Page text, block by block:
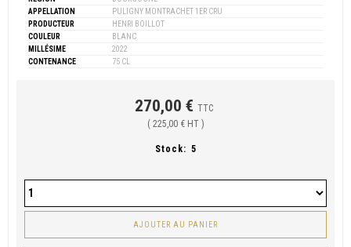
APPELLATION
PULIGNY MONTRACHET 1ER CRU
PRODUCTEUR
HENRI BOILLOT
COULEUR
BLANC
MILLÉSIME
2022
CONTENANCE
75 CL
270,00 € TTC
( 225,00 € HT )
Stock: 5
AJOUTER AU PANIER